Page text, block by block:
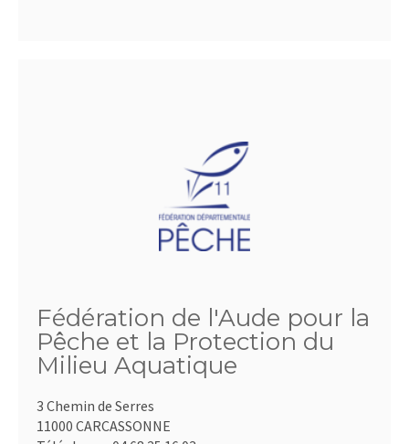
Fédération de l'Aude pour la
Pêche et la Protection du
Milieu Aquatique
3 Chemin de Serres
11000 CARCASSONNE